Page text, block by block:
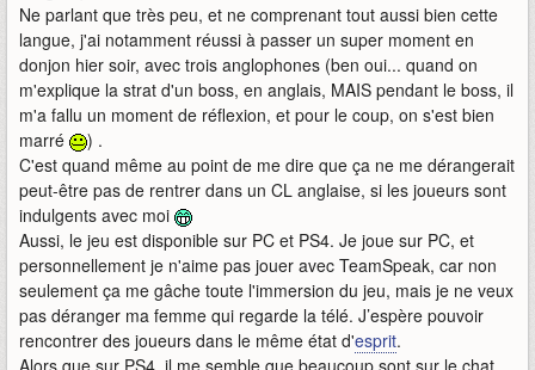
Ne parlant que très peu, et ne comprenant tout aussi bien cette
langue, j'ai notamment réussi à passer un super moment en
donjon hier soir, avec trois anglophones (ben oui... quand on
m'explique la strat d'un boss, en anglais, MAIS pendant le boss, il
m'a fallu un moment de réflexion, et pour le coup, on s'est bien
marré
) .
C'est quand même au point de me dire que ça ne me dérangerait
peut-être pas de rentrer dans un CL anglaise, si les joueurs sont
indulgents avec moi
Aussi, le jeu est disponible sur PC et PS4. Je joue sur PC, et
personnellement je n'aime pas jouer avec TeamSpeak, car non
seulement ça me gâche toute l'immersion du jeu, mais je ne veux
pas déranger ma femme qui regarde la télé. J’espère pouvoir
rencontrer des joueurs dans le même état d'esprit.
Alors que sur PS4, il me semble que beaucoup sont sur le chat